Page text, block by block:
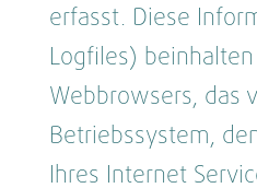
erfasst. Diese
Logfiles)
Webbrowsers, das
Betriebssystem,
Ihres Internet